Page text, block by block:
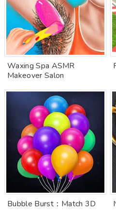
Waxing Spa ASMR
Makeover Salon
Bubble Burst：Match 3D